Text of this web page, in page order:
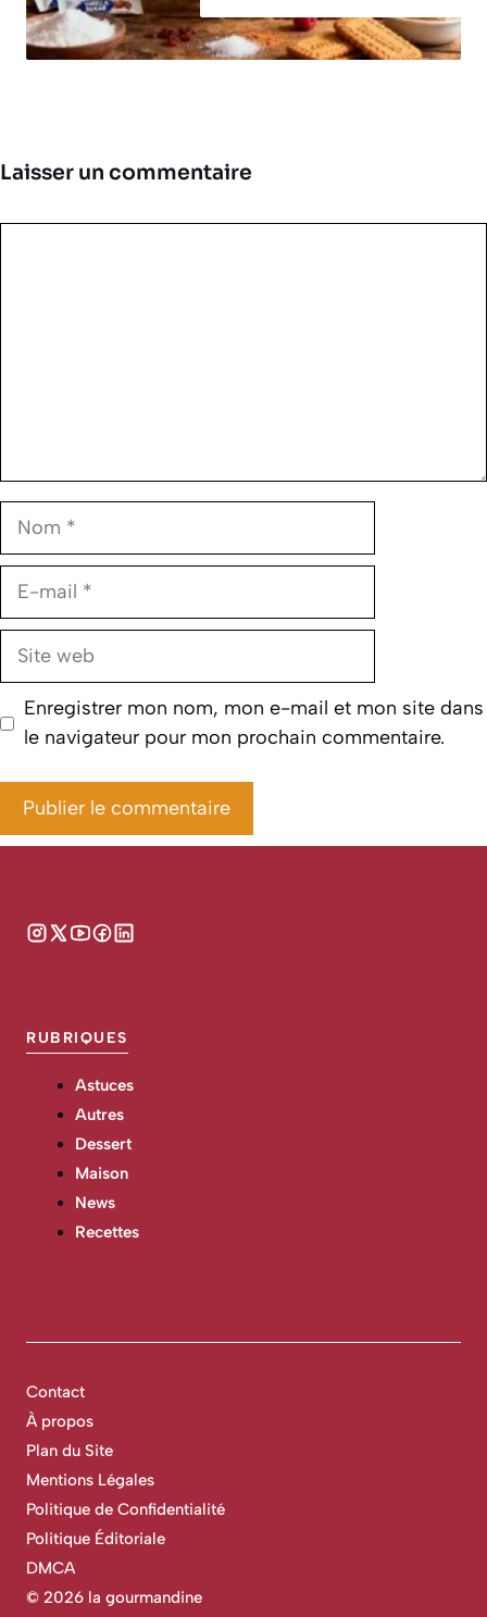
Laisser un commentaire
Nom
E-
Site
Enregistrer mon nom, mon e-mail et mon site dans
le navigateur pour mon prochain commentaire.
RUBRIQUES
Astuces
Autres
Dessert
Maison
News
Recettes
© 2026 la gourmandine
Contact
À propos
Plan du Site
Mentions Légales
Politique de Confidentialité
Politique Éditoriale
DMCA